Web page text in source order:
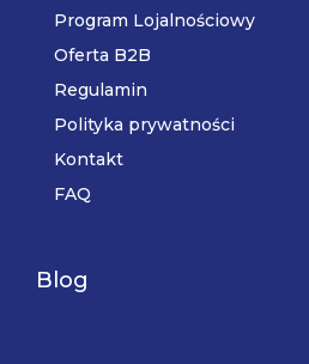
Program Lojalnościowy
Oferta B2B
Regulamin
Polityka prywatności
Kontakt
FAQ
Blog